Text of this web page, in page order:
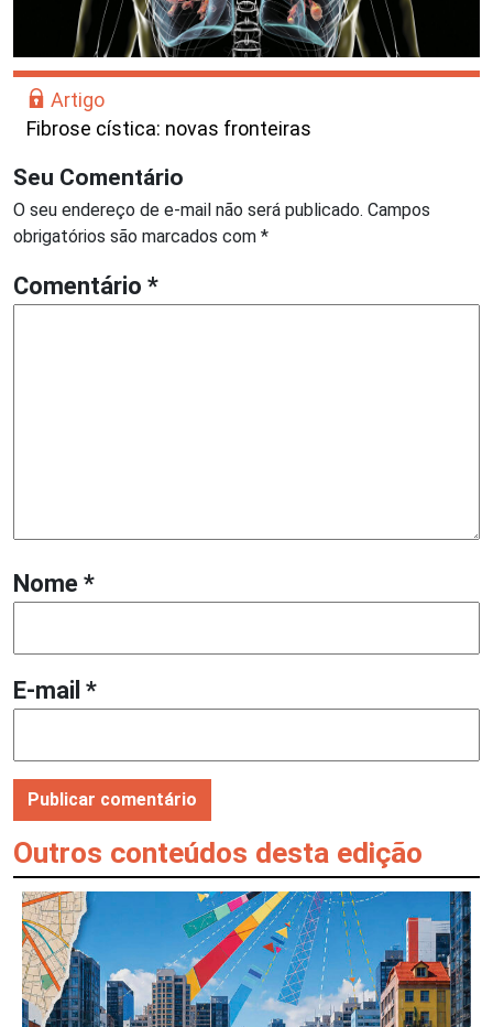
Artigo
Fibrose cística: novas fronteiras
Seu Comentário
O seu endereço de e-mail não será publicado. Campos
obrigatórios são marcados com *
Comentário *
Nome *
E-mail *
Outros conteúdos desta edição